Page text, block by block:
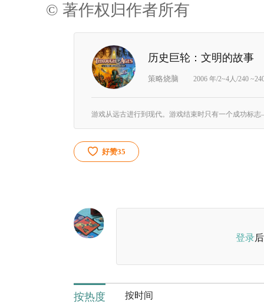
© 著作权归作者所有
历史巨轮：文明的故事
策略烧脑 2006 年/2~4人/240
好赞35
登录
按热度 按时间